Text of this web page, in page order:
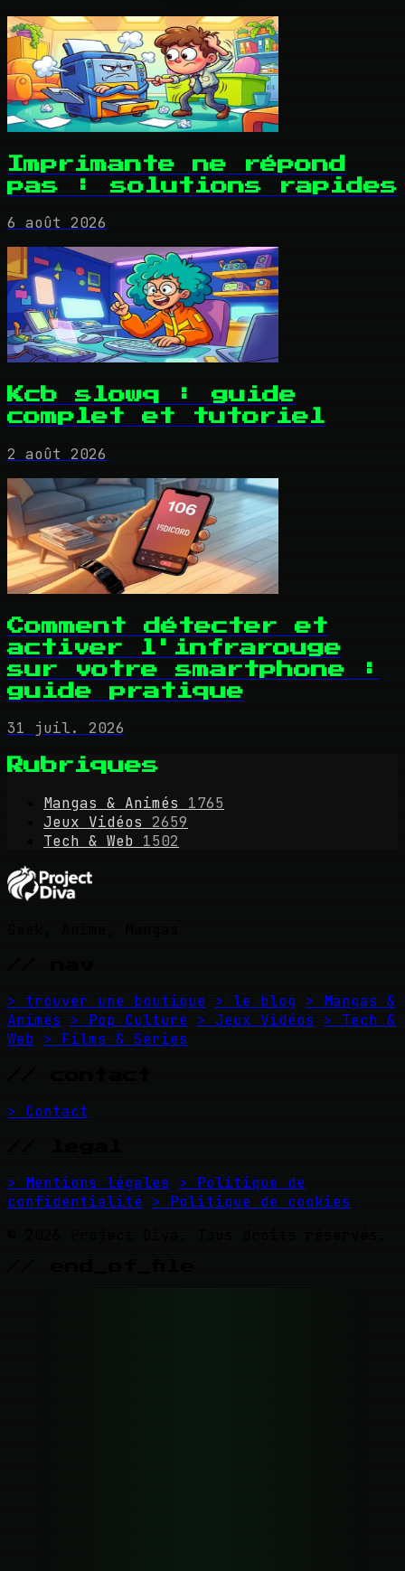
Imprimante ne répond
pas : solutions rapides
6 août 2026
Kcb slowq : guide
complet et tutoriel
2 août 2026
Comment détecter et
activer l'infrarouge
sur votre smartphone :
guide pratique
31 juil. 2026
Rubriques
Mangas & Animés
1765
Jeux Vidéos
2659
Tech & Web 1502
> trouver une boutique > le blog > Mangas &
Animés
> Pop Culture > Jeux Vidéos
> Tech &
Web > Films & Séries
> Contact
> Mentions légales
> Politique de
confidentialité > Politique de cookies